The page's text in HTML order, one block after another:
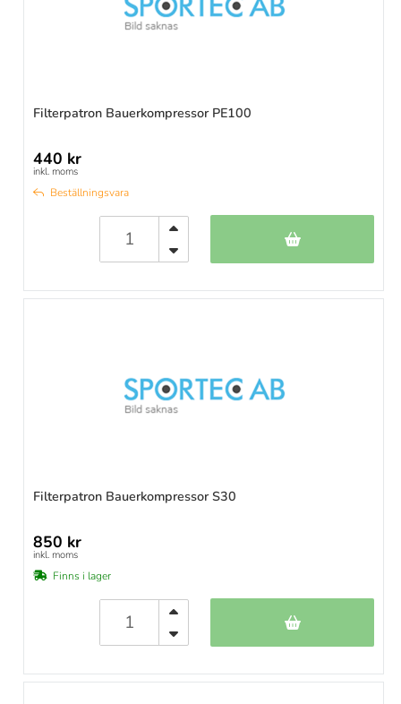
Filterpatron Bauerkompressor PE100
440 kr
inkl. moms
Beställningsvara
Filterpatron Bauerkompressor S30
850 kr
inkl. moms
Finns i lager